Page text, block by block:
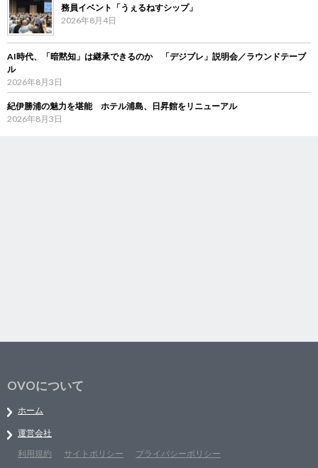
務員イベント「うぇるねすシップ」
2026年8月4日
AI時代、「暗黙知」は継承できるのか 「デジブレ」説明会／ラウンドテーブ
ル
2026年8月3日
紀伊勝浦の魅力を堪能 ホテル浦島、日昇館をリニューアル
2026年8月3日
OVOについて
ホーム
運営会社
利用規約
サイトポリシー プライバシーポリシー